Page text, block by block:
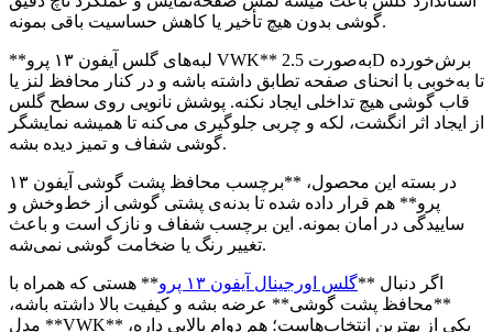
گوشی بدون هیچ تأخیر یا کاهش حساسیت باقی بمونه.
**لبه‌های گلس آیفون ۱۳ پرو VWK** به‌صورت 2.5D برش‌خورده
تا به‌خوبی با انحنای صفحه تطابق داشته باشه و در کنار محافظ لنز یا
قاب گوشی هیچ تداخلی ایجاد نکنه. پوشش نانویی روی سطح گلس
از ایجاد اثر انگشت، لکه و چربی جلوگیری می‌کنه تا همیشه نمایشگر
گوشی شفاف و تمیز دیده بشه.
در بسته این محصول، **برچسب محافظ پشت گوشی آیفون ۱۳
پرو** هم قرار داده شده تا بدنه‌ی پشتی گوشی از خط‌وخش و
ساییدگی در امان بمونه. این برچسب شفاف و نازک است و باعث
تغییر رنگ یا ضخامت گوشی نمی‌شه.
اگر دنبال **گلس اورجینال آیفون ۱۳ پرو
** هستی که همراه با
**محافظ پشت گوشی** عرضه بشه و کیفیت بالا داشته باشه،
مدل **VWK** یکی از بهترین انتخاب‌هاست؛ هم دوام بالایی داره،